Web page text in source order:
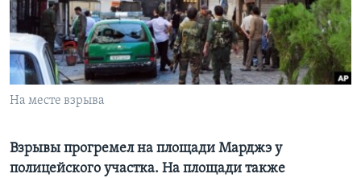
Learning English
СОЦИАЛЬНЫЕ СЕТИ
Языки
На месте взрыва
Взрывы прогремел на площади Марджэ у
полицейского участка. На площади также